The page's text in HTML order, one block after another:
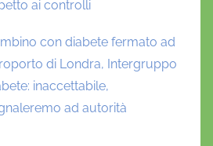
ai controlli
con diabete fermato ad
di Londra, Intergruppo
inaccettabile,
ad autorità